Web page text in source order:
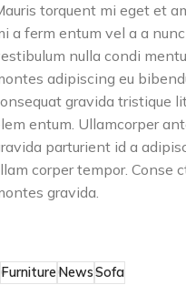
torquent mi eget et
a ferm entum vel a a
nulla condi
adipiscing eu
gravida tristique
entum. Ullamcorper
parturient id a
corper tempor. Conse
gravida.
FurnitureNewsSofa